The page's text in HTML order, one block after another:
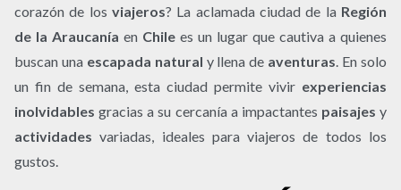
corazón de los viajeros? La aclamada ciudad de la Región
de la Araucanía en Chile es un lugar que cautiva a quienes
buscan una escapada natural y llena de aventuras . En solo
un fin de semana, esta ciudad permite vivir experiencias
inolvidables gracias a su cercanía a impactantes paisajes y
actividades variadas, ideales para viajeros de todos los
gustos.